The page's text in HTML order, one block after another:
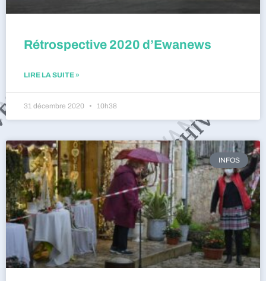
Rétrospective 2020 d’Ewanews
LIRE LA SUITE »
31 décembre 2020 10h38
INFOS